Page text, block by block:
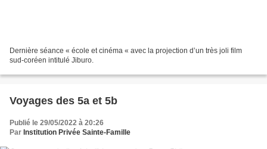
Dernière séance « école et cinéma « avec la projection d’un très joli film
sud-coréen intitulé Jiburo.
Voyages des 5a et 5b
Publié le 29/05/2022 à 20:26
Par Institution Privée Sainte-Famille